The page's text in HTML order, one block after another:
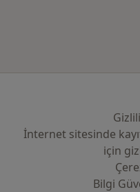
İnternet sitesinde
i̇çin
Bilgi